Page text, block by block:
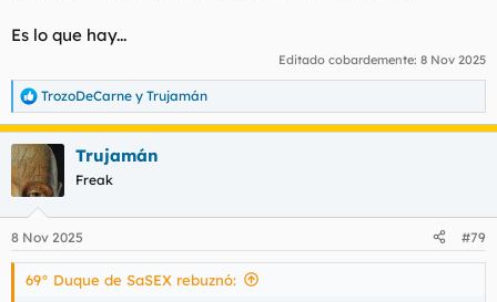
Es lo que hay...
Editado cobardemente: 8 Nov 2025
R
e
a
c
c
i
e
s
TrozoDeCarne y Trujamán
Trujamán
Freak
8 Nov 2025 #79
69° Duque de SaSEX rebuznó: